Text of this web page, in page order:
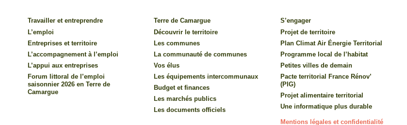
Travailler et entreprendre
L’emploi
Entreprises et territoire
L’accompagnement à l’emploi
L’appui aux entreprises
Forum littoral de l’emploi
saisonnier 2026 en Terre de
Camargue
Terre de Camargue
Découvrir le territoire
Les communes
La communauté de communes
Vos élus
Les équipements intercommunaux
Budget et finances
Les marchés publics
Les documents officiels
S’engager
Projet de territoire
Plan Climat Air Énergie Territorial
Programme local de l’habitat
Petites villes de demain
Pacte territorial France Rénov’
(PIG)
Projet alimentaire territorial
Une informatique plus durable
Mentions légales et confidentialité